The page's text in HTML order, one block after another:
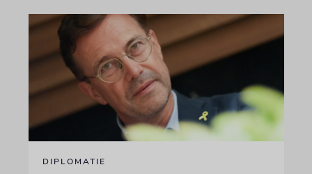
DIPLOMATIE